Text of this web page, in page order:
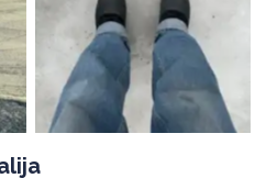
muchas calles se congelan y
pueden jugarte una mala pasada